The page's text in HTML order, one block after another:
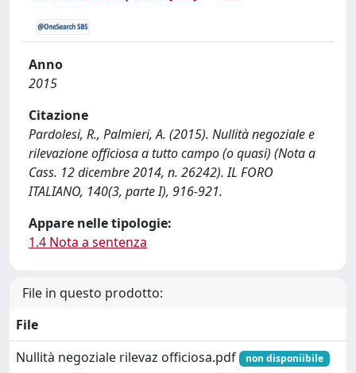
Anno
2015
Citazione
Pardolesi, R., Palmieri, A. (2015). Nullità negoziale e
rilevazione officiosa a tutto campo (o quasi) (Nota a
Cass. 12 dicembre 2014, n. 26242). IL FORO
ITALIANO, 140(3, parte I), 916-921.
Appare nelle tipologie:
1.4 Nota a sentenza
File in questo prodotto:
File
Nullità negoziale rilevaz officiosa.pdf
non disponiibile